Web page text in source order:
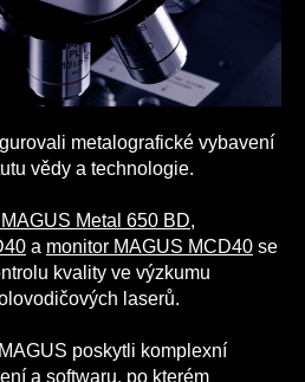
metalografické vybavení
vědy a technologie.
Metal 650 BD,
a monitor MAGUS MCD40 se
kvality ve výzkumu
laserů.
poskytli komplexní
a softwaru, po kterém